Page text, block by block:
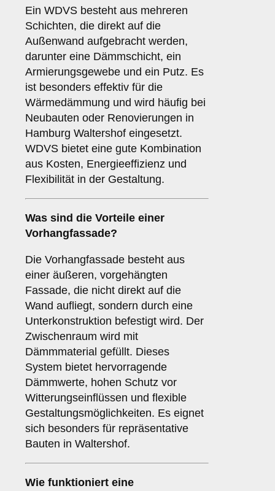
Ein WDVS besteht aus mehreren
Schichten, die direkt auf die
Außenwand aufgebracht werden,
darunter eine Dämmschicht, ein
Armierungsgewebe und ein Putz. Es
ist besonders effektiv für die
Wärmedämmung und wird häufig bei
Neubauten oder Renovierungen in
Hamburg Waltershof eingesetzt.
WDVS bietet eine gute Kombination
aus Kosten, Energieeffizienz und
Flexibilität in der Gestaltung.
Was sind die Vorteile einer
Vorhangfassade?
Die Vorhangfassade besteht aus
einer äußeren, vorgehängten
Fassade, die nicht direkt auf die
Wand aufliegt, sondern durch eine
Unterkonstruktion befestigt wird. Der
Zwischenraum wird mit
Dämmmaterial gefüllt. Dieses
System bietet hervorragende
Dämmwerte, hohen Schutz vor
Witterungseinflüssen und flexible
Gestaltungsmöglichkeiten. Es eignet
sich besonders für repräsentative
Bauten in Waltershof.
Wie funktioniert eine